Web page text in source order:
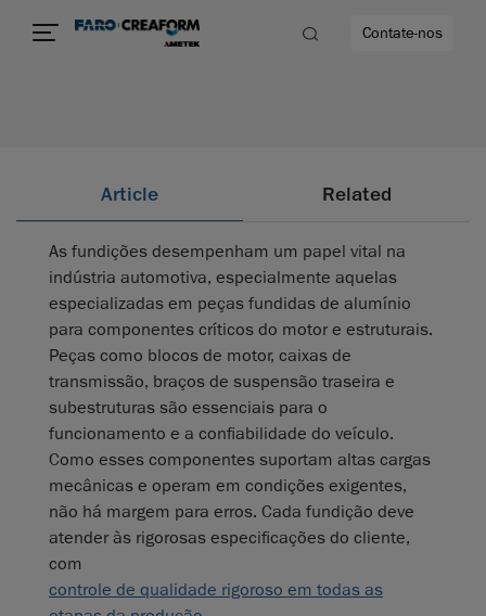
Contate-nos
Article Related
As fundições desempenham um papel vital na
indústria automotiva, especialmente aquelas
especializadas em peças fundidas de alumínio
para componentes críticos do motor e estruturais.
Peças como blocos de motor, caixas de
transmissão, braços de suspensão traseira e
subestruturas são essenciais para o
funcionamento e a confiabilidade do veículo.
Como esses componentes suportam altas cargas
mecânicas e operam em condições exigentes,
não há margem para erros. Cada fundição deve
atender às rigorosas especificações do cliente,
com
controle de qualidade rigoroso em todas as